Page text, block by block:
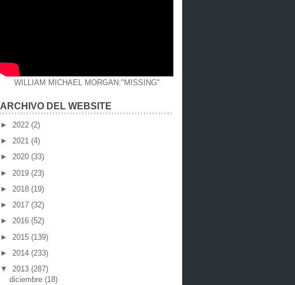
WILLIAM MICHAEL MORGAN:"MISSING"
ARCHIVO DEL WEBSITE
► 2022 (2)
► 2021 (4)
► 2020 (33)
► 2019 (23)
► 2018 (19)
► 2017 (32)
► 2016 (52)
► 2015 (139)
► 2014 (233)
▼ 2013 (287)
diciembre (18)